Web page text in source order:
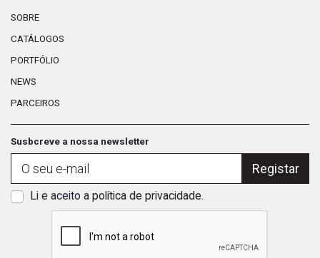
SOBRE
CATÁLOGOS
PORTFÓLIO
NEWS
PARCEIROS
Susbcreve a nossa newsletter
Registar
Li e aceito a política de privacidade.